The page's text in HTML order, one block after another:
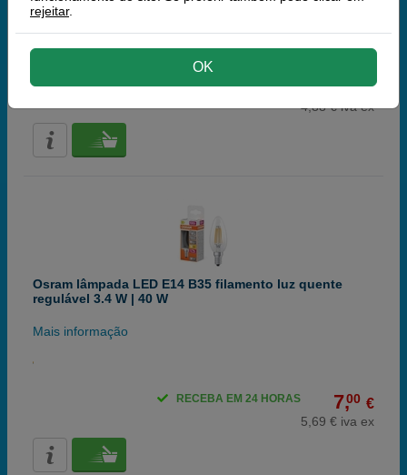
Mais informação
6,00 €
4,88 € iva ex
RECEBA EM 24 HORAS
Osram lâmpada LED E14 B35 filamento luz quente
regulável 3.4 W | 40 W
Mais informação
7,00 €
5,69 € iva ex
RECEBA EM 24 HORAS
rejeitar.
OK